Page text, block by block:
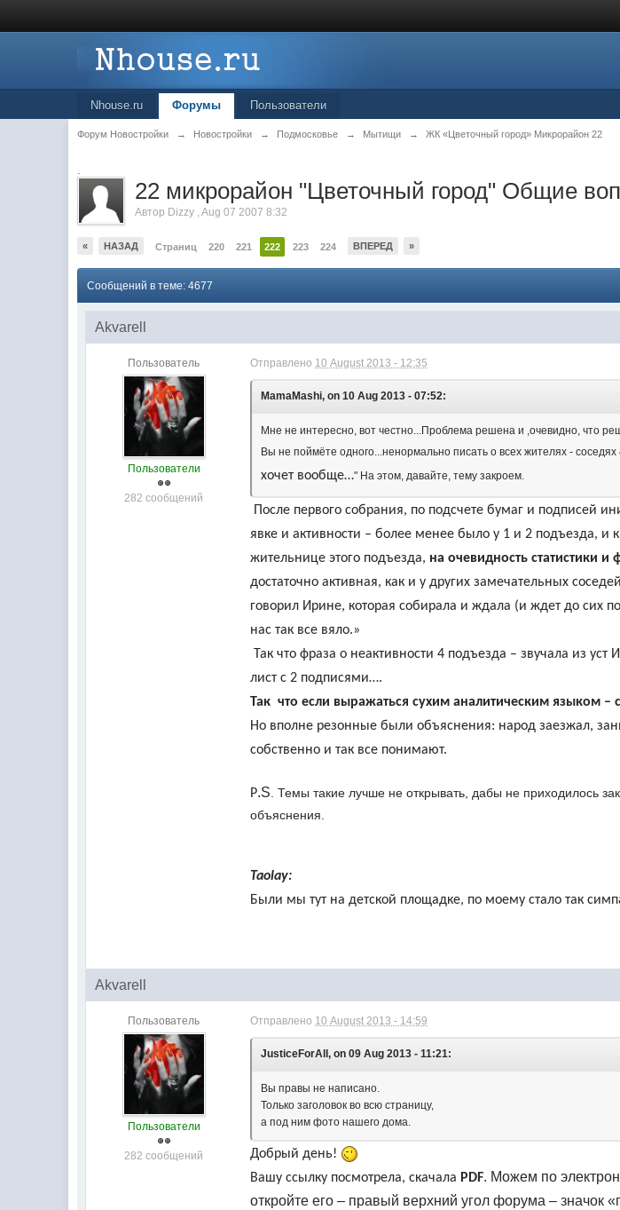
Nhouse.ru Форумы Пользователи
Форум Новостройки → Новостройки → Подмосковье → Мытищи → ЖК «Цветочный город» Микрорайон 22
.
22 микрорайон "Цветочный город" Общие
Автор Dizzy ,Aug 07 2007 8:32
« НАЗАД Страниц 220 221 222 223 224 ВПЕРЕД »
Сообщений в теме: 4677
Akvarell
Пользователь
Пользователи
282 сообщений
Отправлено 10 August 2013 - 12:35
MamaMashi, on 10 Aug 2013 - 07:52:
Мне не интересно, вот честно...Проблема решена и ,очевидно, что
Вы не поймёте одного...ненормально писать о всех жителях - соседях
хочет вообще…" На этом, давайте, тему закроем.
После первого собрания, по подсчете бумаг и подписей
явке и активности – более менее было у 1 и 2 подъезда, и
жительнице этого подъезда, на очевидность статистики и
достаточно активная, как и у других замечательных
говорил Ирине, которая собирала и ждала (и ждет до сих
нас так все вяло.»
Так что фраза о неактивности 4 подъезда – звучала из
лист с 2 подписями….
Так что если выражаться сухим аналитическим языком –
Но вполне резонные были объяснения: народ заезжал,
собственно и так все понимают.
P.S . Темы такие лучше не открывать, дабы не приходилось
объяснения.
Taolay:
Были мы тут на детской площадке, по моему стало так
Akvarell
Пользователь
Пользователи
282 сообщений
Отправлено 10 August 2013 - 14:59
JusticeForAll, on 09 Aug 2013 - 11:21:
Вы правы не написано.
Только заголовок во всю страницу,
а под ним фото нашего дома.
Добрый день!
Вашу ссылку посмотрела, скачала PDF. Можем по
откройте его – правый верхний угол форума – значок